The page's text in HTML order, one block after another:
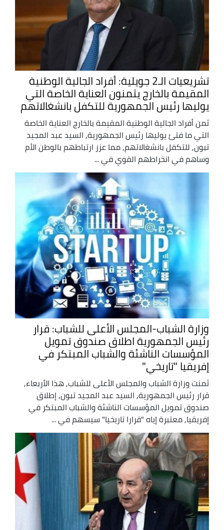
تشريعيات الـ2 جويلية: أفراد الجالية الوطنية
المقيمة بالخارج يثمنون العناية الخاصة التي
يوليها رئيس الجمهورية للتكفل بانشغالاتهم
ثمن أفراد الجالية الوطنية المقيمة بالخارج العناية الخاصة
التي ما فتئ يوليها رئيس الجمهورية, السيد عبد المجيد
تبون, للتكفل بانشغالاتهم, مما عزز ارتباطهم بالوطن الأم
وساهم في انخراطهم القوي في ...
وزارة الشباب-المجلس الأعلى للشباب: قرار
رئيس الجمهورية اطلاق صندوق تمويل
المؤسسات الناشئة والشباب المبتكر في
إفريقيا "تاريخي"
ثمنت وزارة الشباب والمجلس الأعلى للشباب, هذا الأربعاء,
قرار رئيس الجمهورية, السيد عبد المجيد تبون, إطلاق
صندوق تمويل المؤسسات الناشئة والشباب المبتكر في
إفريقيا, معتبرة إياه "قرارا تاريخيا" سيسهم في ...